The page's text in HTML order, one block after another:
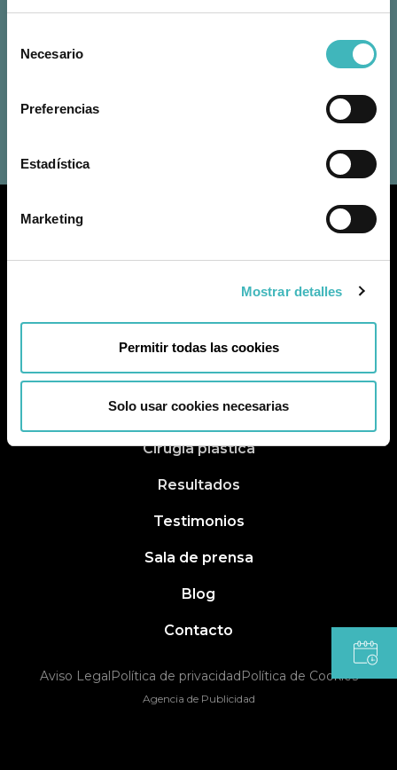
Necesario
Preferencias
Estadística
Marketing
Mostrar detalles
Permitir todas las cookies
Solo usar cookies necesarias
Avda. Severo Ochoa 22, 29603 Marbella, Málaga
+34 951 196 738
Número de colegiado:292910451
Cirugía plástica
Resultados
Testimonios
Sala de prensa
Blog
Contacto
Aviso LegalPolítica de privacidadPolítica de Cookies
Agencia de Publicidad